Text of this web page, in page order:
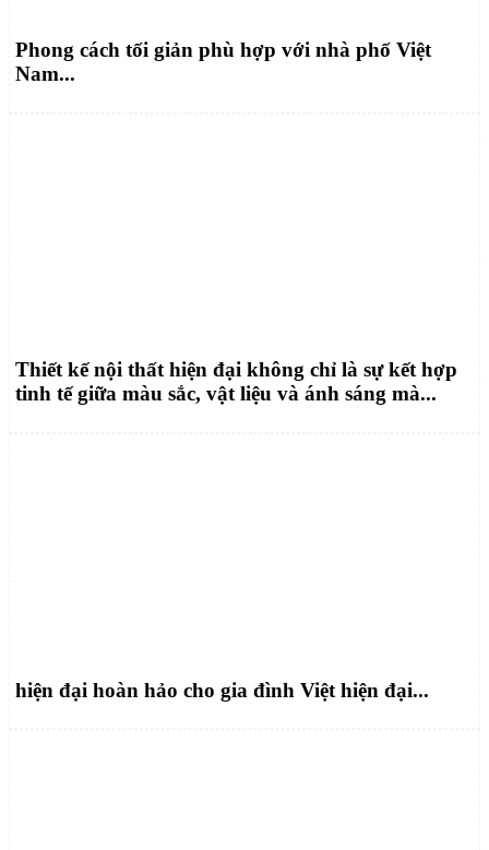
Phong cách tối giản phù hợp với nhà phố Việt
Nam...
Thiết kế nội thất hiện đại không chỉ là sự kết hợp
tinh tế giữa màu sắc, vật liệu và ánh sáng mà...
hiện đại hoàn hảo cho gia đình Việt hiện đại...